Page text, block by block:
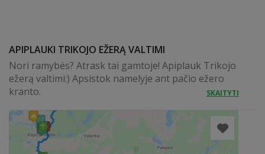
APIPLAUKI TRIKOJO EŽERĄ VALTIMI
Nori ramybės? Atrask tai gamtoje! Apiplauk Trikojo
ežerą valtimi:) Apsistok namelyje ant pačio ežero
kranto.
SKAITYTI